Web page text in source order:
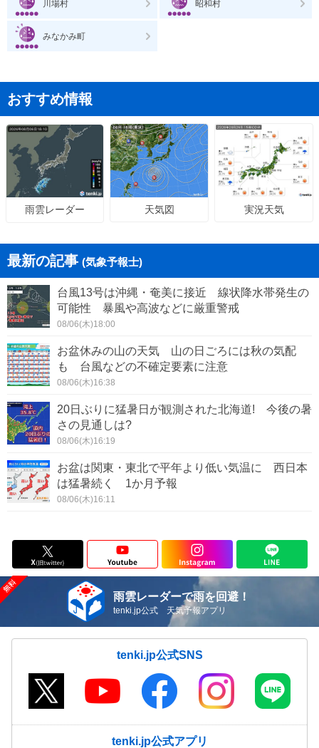
川場村 昭和村
みなかみ町
おすすめ情報
雨雲レーダー 天気図 実況天気
最新の記事 (気象予報士)
台風13号は沖縄・奄美に接近 線状降水帯発生の
可能性 暴風や高波などに厳重警戒
08/06(木)18:00
お盆休みの山の天気 山の日ごろには秋の気配
も 台風などの不確定要素に注意
08/06(木)16:38
20日ぶりに猛暑日が観測された北海道! 今後の暑
さの見通しは?
08/06(木)16:19
お盆は関東・東北で平年より低い気温に 西日本
は猛暑続く 1か月予報
08/06(木)16:11
雨雲レーダーで雨を回避！
tenki.jp公式 天気予報アプリ
tenki.jp公式SNS
tenki.jp公式アプリ